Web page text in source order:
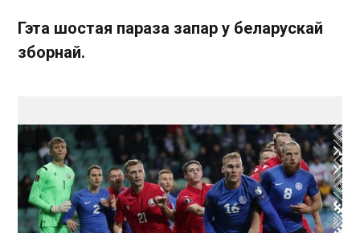
Гэта шостая параза запар у беларускай
зборнай.